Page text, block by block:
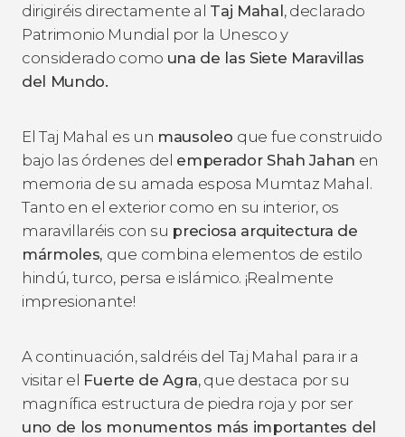
dirigiréis directamente al Taj Mahal, declarado
Patrimonio Mundial por la Unesco y
considerado como una de las Siete Maravillas
del Mundo.
El Taj Mahal es un mausoleo que fue construido
bajo las órdenes del emperador Shah Jahan en
memoria de su amada esposa Mumtaz Mahal.
Tanto en el exterior como en su interior, os
maravillaréis con su preciosa arquitectura de
mármoles, que combina elementos de estilo
hindú, turco, persa e islámico. ¡Realmente
impresionante!
A continuación, saldréis del Taj Mahal para ir a
visitar el Fuerte de Agra, que destaca por su
magnífica estructura de piedra roja y por ser
uno de los monumentos más importantes del